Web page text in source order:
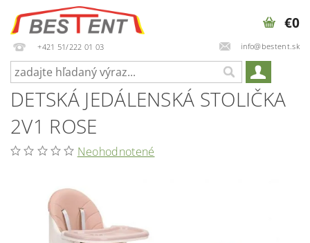
+421 51/222 01 03 info@bestent.sk
€0
DETSKÁ JEDÁLENSKÁ STOLIČKA
2V1 ROSE
Neohodnotené